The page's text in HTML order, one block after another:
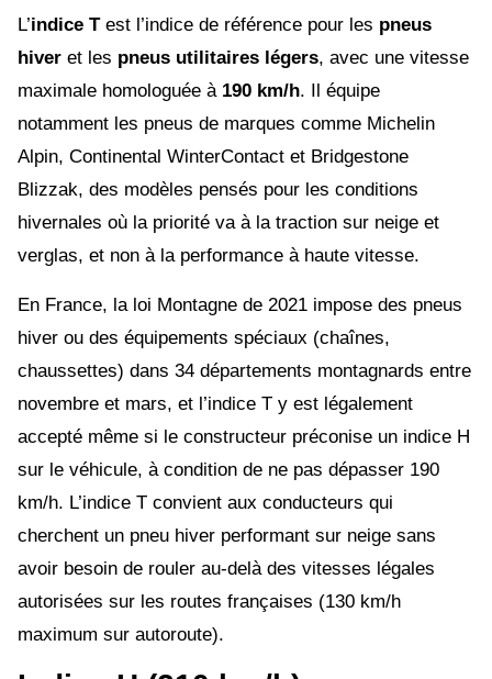
L’indice Test l’indice de référence pour les pneus
hiver et les pneus utilitaires légers, avec une vitesse
maximale homologuée à 190 km/h. Il équipe
notamment les pneus de marques comme Michelin
Alpin, Continental WinterContact et Bridgestone
Blizzak, des modèles pensés pour les conditions
hivernales où la priorité va à la traction sur neige et
verglas, et non à la performance à haute vitesse.
En France, la loi Montagne de 2021 impose des pneus
hiver ou des équipements spéciaux (chaînes,
chaussettes) dans 34 départements montagnards entre
novembre et mars, et l’indice T y est légalement
accepté même si le constructeur préconise un indice H
sur le véhicule, à condition de ne pas dépasser 190
km/h. L’indice T convient aux conducteurs qui
cherchent un pneu hiver performant sur neige sans
avoir besoin de rouler au-delà des vitesses légales
autorisées sur les routes françaises (130 km/h
maximum sur autoroute).